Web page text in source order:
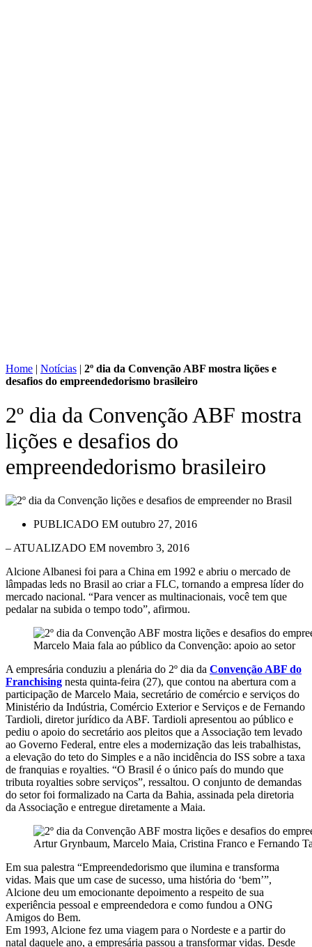
Home | Notícias | 2º dia da Convenção ABF mostra lições e
desafios do empreendedorismo brasileiro
2º dia da Convenção ABF mostra
lições e desafios do
empreendedorismo brasileiro
PUBLICADO EM outubro 27, 2016
– ATUALIZADO EM novembro 3, 2016
Alcione Albanesi foi para a China em 1992 e abriu o mercado de
lâmpadas leds no Brasil ao criar a FLC, tornando a empresa líder do
mercado nacional. “Para vencer as multinacionais, você tem que
pedalar na subida o tempo todo”, afirmou.
Marcelo Maia fala ao público da Convenção: apoio ao setor
A empresária conduziu a plenária do 2º dia da Convenção ABF do
Franchising nesta quinta-feira (27), que contou na abertura com a
participação de Marcelo Maia, secretário de comércio e serviços do
Ministério da Indústria, Comércio Exterior e Serviços e de Fernando
Tardioli, diretor jurídico da ABF. Tardioli apresentou ao público e
pediu o apoio do secretário aos pleitos que a Associação tem levado
ao Governo Federal, entre eles a modernização das leis trabalhistas,
a elevação do teto do Simples e a não incidência do ISS sobre a taxa
de franquias e royalties. “O Brasil é o único país do mundo que
tributa royalties sobre serviços”, ressaltou. O conjunto de demandas
do setor foi formalizado na Carta da Bahia, assinada pela diretoria
da Associação e entregue diretamente a Maia.
Artur Grynbaum, Marcelo Maia, Cristina Franco e Fernando
Em sua palestra “Empreendedorismo que ilumina e transforma
vidas. Mais que um case de sucesso, uma história do ‘bem’”,
Alcione deu um emocionante depoimento a respeito de sua
experiência pessoal e empreendedora e como fundou a ONG
Amigos do Bem.
Em 1993, Alcione fez uma viagem para o Nordeste e a partir do
natal daquele ano, a empresária passou a transformar vidas. Desde